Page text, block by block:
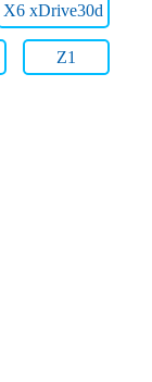
X6 xDrive30d
Z1